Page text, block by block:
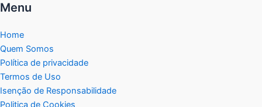
Menu
Home
Quem Somos
Política de privacidade
Termos de Uso
Isenção de Responsabilidade
Politica de Cookies